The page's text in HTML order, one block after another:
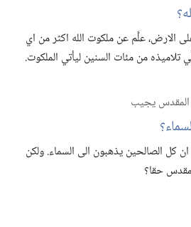
الارض،‏ علَّم عن ملكوت الله اكثر من اي
من مئات السنين ليأتي الملكوت.‏
المقدس يجيب
كل الصالحين يذهبون الى السماء.‏ ولكن
حقا؟‏